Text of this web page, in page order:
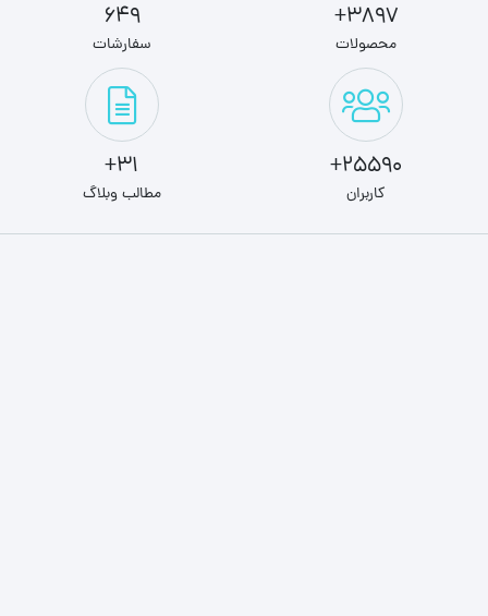
3897+
محصولات
649
سفارشات
25590+
کاربران
31+
مطالب وبلاگ